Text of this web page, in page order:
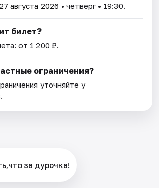
августа 2026 • четверг • 19:30.
билет?
от 1 200 ₽.
ограничения?
уточняйте у
за дурочка!